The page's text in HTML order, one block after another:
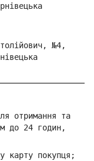
№4,
отримання та
до 24 годин,
карту покупця;